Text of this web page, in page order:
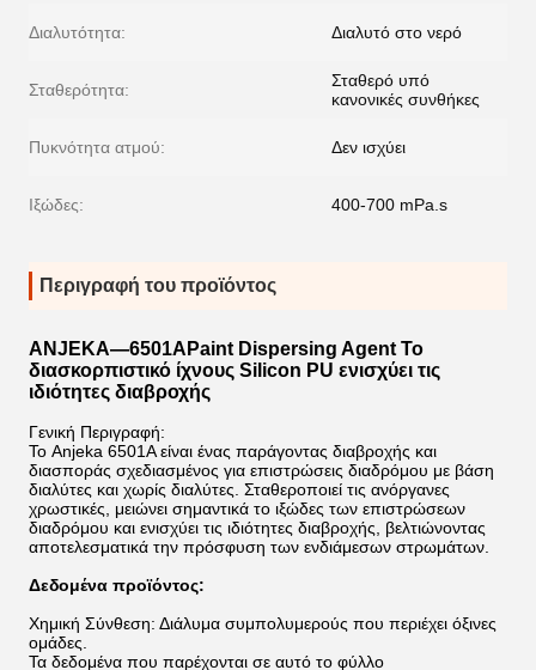
Διαλυτότητα: Διαλυτό στο νερό
Σταθερότητα:
Σταθερό υπό
κανονικές συνθήκες
Πυκνότητα ατμού: Δεν ισχύει
Ιξώδες: 400-700 mPa.s
Περιγραφή του προϊόντος
ANJEKA—6501A Paint Dispersing Agent Το
διασκορπιστικό ίχνους Silicon PU ενισχύει τις
ιδιότητες διαβροχής
Γενική Περιγραφή:
Το Anjeka 6501A είναι ένας παράγοντας διαβροχής και
διασποράς σχεδιασμένος για επιστρώσεις διαδρόμου με βάση
διαλύτες και χωρίς διαλύτες. Σταθεροποιεί τις ανόργανες
χρωστικές, μειώνει σημαντικά το ιξώδες των επιστρώσεων
διαδρόμου και ενισχύει τις ιδιότητες διαβροχής, βελτιώνοντας
αποτελεσματικά την πρόσφυση των ενδιάμεσων στρωμάτων.
Δεδομένα προϊόντος:
Χημική Σύνθεση: Διάλυμα συμπολυμερούς που περιέχει όξινες
ομάδες.
Τα δεδομένα που παρέχονται σε αυτό το φύλλο